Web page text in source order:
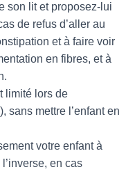
son lit et proposez-lui
de refus d’aller au
et à faire voir
en fibres, et à
limité lors de
sans mettre l’enfant en
votre enfant à
en cas